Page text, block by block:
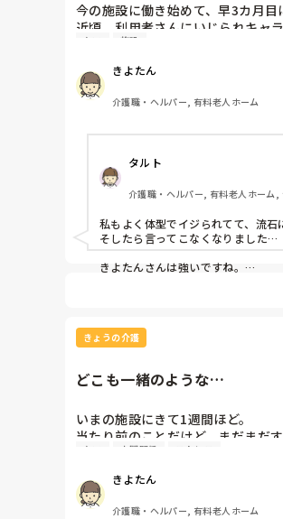
今の施設に働き始めて、早3カ月目
近頃、利用者さんにいじられキャ
〝痩せれたらいいなぁ〟〝叩い
ケア 施設
きよたん
介護職・ヘルパー, 有料老人ホーム
タルト
介護職・ヘルパー, 有料老人ホーム,
私もよく体型でイジられてて、流
そしたら言ってこなくなりました…
きよたんさんは強いですね。
きょうの介護
どこも一緒のような…
いまの施設にきて1週間ほど。
当たり前のことだけど、まだまだ
でも今日は、他のことをやって
それで、そのばにいなかったスタ
利用者さんの手前、黙っていたけ
ケア 人間関係 ストレス
きよたん
介護職・ヘルパー, 有料老人ホーム